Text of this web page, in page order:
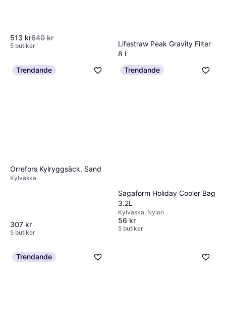
513 kr640 kr
5 butiker
Lifestraw Peak Gravity Filter
8 l
1 338 kr
Trendande
Orrefors Kylryggsäck, Sand
Kylväska
307 kr
5 butiker
Trendande
Sagaform Holiday Cooler Bag
3.2L
Kylväska, Nylon
56 kr
5 butiker
Trendande